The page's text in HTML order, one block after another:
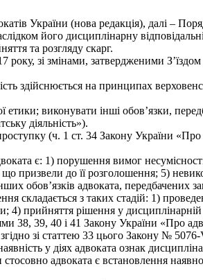
України (нова редакція), далі –
його дисциплінарну
та розгляду скарг.
зі змінами, затвердженими
здійснюється на принципах
етики; виконувати інші обов’язки,
діяльність»).
(ч. 1 ст. 34 Закону України «Про
є: 1) порушення вимог
призвели до її розголошення; 5)
обов’язків адвоката, передбачених
складається з таких стадій: 1)
4) прийняття рішення у дисциплінарній
38, 39, 40 і 41 Закону України «Про
зі статтею 33 цього Закону №
у діях адвоката ознак
адвоката є встановлення